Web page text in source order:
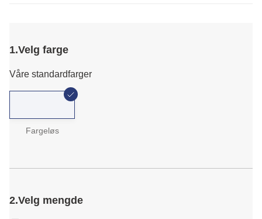
1.Velg farge
Våre standardfarger
Fargeløs
2.Velg mengde